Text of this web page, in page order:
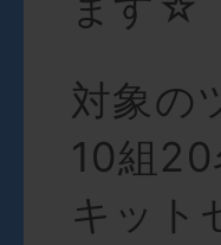
対象の
10組
キット